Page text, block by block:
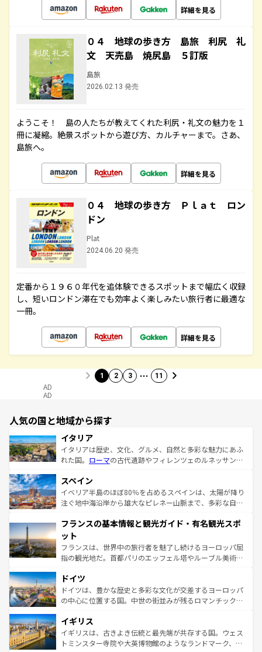
詳細を見る
０４ 地球の歩き方 島旅 利尻 礼
文 天売島 焼尻島 ５訂版
島旅
2026.02.13 発売
ようこそ！ 島の人たちが教えてくれた利尻・礼文の魅力を１
冊に凝縮。絶景スポットから遊び方、カルチャーまで。さあ、
島旅へ。
詳細を見る
０４ 地球の歩き方 Ｐｌａｔ ロン
ドン
Plat
2024.06.20 発売
定番から１９６０年代を追体験できるスポットまで幅広く収録
し、短いロンドン滞在でも効率よく楽しみたい旅行者に最適な
一冊。
詳細を見る
1 2 3 … 11
AD
AD
人気の国と地域から探す
イタリア
イタリアは歴史、文化、グルメ、自然と多彩な魅力にあふ
れた国。 ローマの古代遺跡やフィレンツェのルネッサンス
ろん、トスカーナの美しい田園風景やアマルフィ海岸の絶
景など、自然景観も見逃せない。観光の合間には、本場の
ピザやパスタなど、絶品のイタリア料理を堪能することも
ませてくれるイタリアで、忘れられない旅をしてみよう！
なお、新着のイタリア情報は
しい。
スペイン
イベリア半島のほぼ80％を占めるスペインは、太陽が降り
注ぐ地中海沿岸から雄大なピレネー山脈まで、多彩な自然
文化が根付くこの国では、情熱的なフラメンコ、熱気あふ
れる闘牛、そして美味しいタパスが生活の一部となってい
る。首都マドリードの洗練された雰囲気や、バルセロナの
アートに溢れた街角から、地方では古代ローマ遺跡や中世
せる。地方によって風土や気候が異なるスペインはその個
性で訪れる人を魅了する。 なお、新着のスペイン情報は コ
ンテンツ一覧を参照してほしい。
フランスの基本情報と観光ガイド・有名観光スポ
ット
フランスは、世界中の旅行者を魅了し続けるヨーロッパ屈
指の観光地だ。首都パリのエッフェル塔やルーブル美術館
で、幅広い魅力が詰まっている。華麗な宮殿、歴史的な大
聖堂、美しいビーチ、そして豊かな自然が、訪れる者を心
から魅了する。また、フランスは美食の国としても知ら
いる。シャンパンの発祥地であるランス、プロヴァンスの
香り高いラベンダー畑など、多彩な楽しみ方が可能だ。さ
らに、パリ以外の地域にも魅力が溢れており、どの街角に
ドイツ
ドイツは、豊かな歴史と多彩な文化が交差するヨーロッパ
の中心に位置する国。中世の街並みが残るロマンチック街
顔を持つこの国は、どこを歩いても飽きることがない。ベ
ルリンの文化的活気、バイエルン州のアルプスの絶景、そ
してライン川沿いのワイン畑といった風景は必見。ビール
イギリス
イギリスは、古きよき伝統と最先端が共存する国。ウェス
トミンスター寺院や大英博物館のようなランドマーク、歴